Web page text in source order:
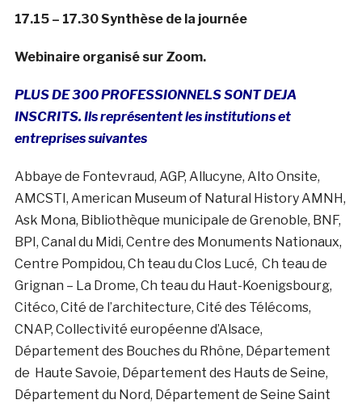
17.15 – 17.30 Synthèse de la journée
Webinaire organisé sur Zoom.
PLUS DE 300 PROFESSIONNELS SONT DEJA
INSCRITS. Ils représentent les institutions et
entreprises suivantes
Abbaye de Fontevraud, AGP, Allucyne, Alto Onsite,
AMCSTI, American Museum of Natural History AMNH,
Ask Mona, Bibliothèque municipale de Grenoble, BNF,
BPI, Canal du Midi, Centre des Monuments Nationaux,
Centre Pompidou, Ch teau du Clos Lucé, Ch teau de
Grignan – La Drome, Ch teau du Haut-Koenigsbourg,
Citéco, Cité de l’architecture, Cité des Télécoms,
CNAP, Collectivité européenne d’Alsace,
Département des Bouches du Rhône, Département
de Haute Savoie, Département des Hauts de Seine,
Département du Nord, Département de Seine Saint